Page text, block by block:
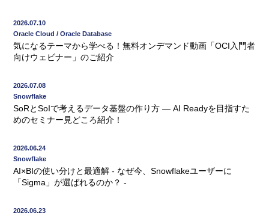
2026.07.10
Oracle Cloud / Oracle Database
気になるテーマから学べる！無料オンデマンド動画「OCI入門者
向けウェビナー」のご紹介
2026.07.08
Snowflake
SoRとSoIで考えるデータ基盤の作り方 ― AI Readyを目指すた
めのセミナー見どころ紹介！
2026.06.24
Snowflake
AI×BIの使い分けと最適解 - なぜ今、Snowflakeユーザーに
「Sigma」が選ばれるのか？ -
2026.06.23